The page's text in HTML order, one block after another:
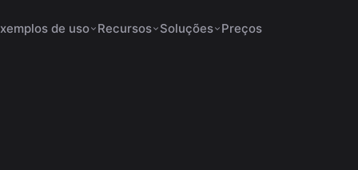
de uso Recursos Soluções Preços